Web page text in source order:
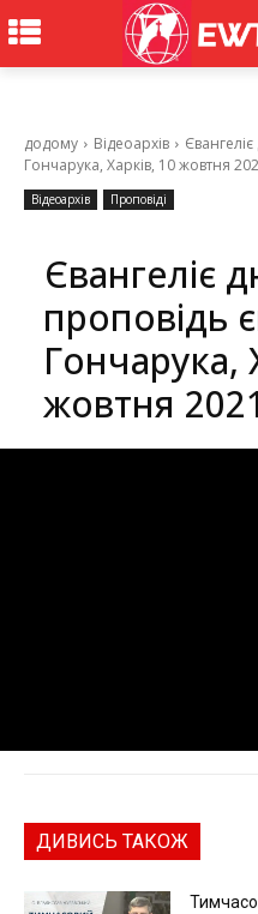
додому Відеоархів
Гончарука, Харків, 10 жовтня
Відеоархів Проповіді
Євангеліє
проповідь
Гончарука,
жовтня 2021
ДИВИСЬ ТАКОЖ